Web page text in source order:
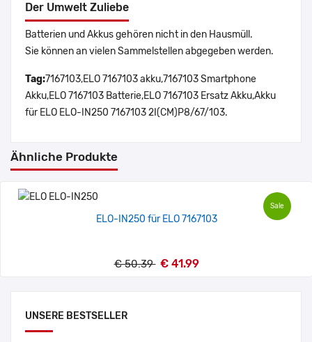
UNSERE BESTSELLER
Der Umwelt Zuliebe
Batterien und Akkus gehören nicht in den Hausmüll.
Sie können an vielen Sammelstellen abgegeben werden.
Tag:7167103,ELO 7167103 akku,7167103 Smartphone
Akku,ELO 7167103 Batterie,ELO 7167103 Ersatz Akku,Akku
für ELO ELO-IN250 7167103 2I(CM)P8/67/103.
Ähnliche Produkte
Sale
ELO-IN250 für ELO 7167103
€ 50.39 € 41.99